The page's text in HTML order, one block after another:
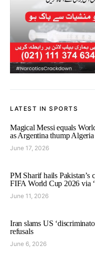
LATEST IN SPORTS
Magical Messi equals
as Argentina thump
June 17, 2026
PM Sharif hails Pakistan’s
FIFA World Cup 2026 via
June 11, 2026
Iran slams US
refusals
June 6, 2026